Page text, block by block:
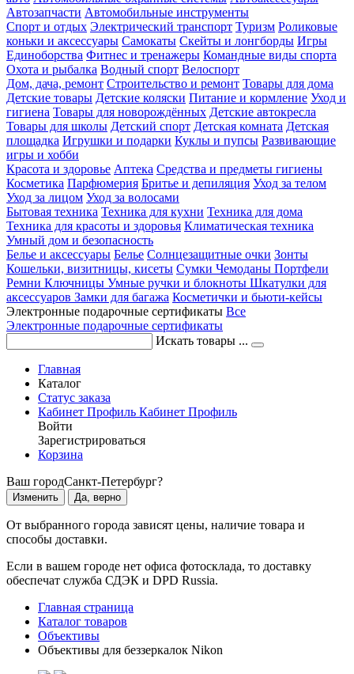
Автозапчасти Автомобильные инструменты
Спорт и отдых Электрический транспорт Туризм Роликовые
коньки и аксессуары Самокаты Скейты и лонгборды Игры
Единоборства Фитнес и тренажеры Командные виды спорта
Охота и рыбалка Водный спорт Велоспорт
Дом, дача, ремонт Строительство и ремонт Товары для дома
Детские товары Детские коляски Питание и кормление Уход и
гигиена Товары для новорождённых Детские автокресла
Товары для школы Детский спорт Детская комната Детская
площадка Игрушки и подарки Куклы и пупсы Развивающие
игры и хобби
Красота и здоровье Аптека Средства и предметы гигиены
Косметика Парфюмерия Бритье и депиляция Уход за телом
Уход за лицом Уход за волосами
Бытовая техника Техника для кухни Техника для дома
Техника для красоты и здоровья Климатическая техника
Умный дом и безопасность
Белье и аксессуары Белье Солнцезащитные очки Зонты
Кошельки, визитницы, кисеты Сумки Чемоданы Портфели
Ремни Ключницы Умные ручки и блокноты Шкатулки для
аксессуаров Замки для багажа Косметички и бьюти-кейсы
Электронные подарочные сертификаты Все
Электронные подарочные сертификаты
Искать товары ...
Главная
Каталог
Статус заказа
Кабинет Профиль Кабинет Профиль
Войти
Зарегистрироваться
Корзина
Ваш городСанкт-Петербург?
Изменить Да, верно
От выбранного города зависят цены, наличие товара и
способы доставки.
Если в вашем городе нет офиса фотосклада, то доставку
обеспечат служба СДЭК и DPD Russia.
Главная страница
Каталог товаров
Объективы
Объективы для беззеркалок Nikon